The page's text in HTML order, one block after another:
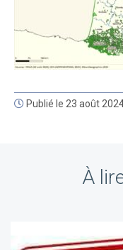
Publié le 23 août
À